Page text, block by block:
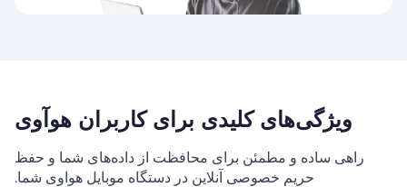
ویژگی‌های کلیدی برای کاربران هوآوی
راهی ساده و مطمئن برای محافظت از داده‌های شما و حفظ
حریم خصوصی آنلاین در دستگاه موبایل هواوی شما.